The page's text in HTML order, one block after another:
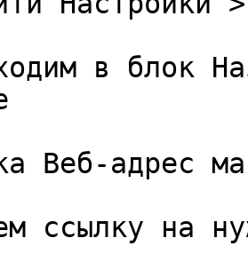
в блок
Веб-адрес
ссылку на